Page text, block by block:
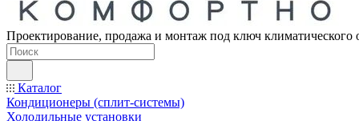
Проектирование, продажа и монтаж под ключ климатического
Каталог
Кондиционеры (сплит-системы)
Холодильные установки